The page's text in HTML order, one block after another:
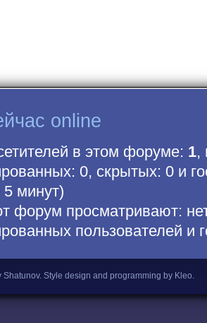
online
в этом форуме: 1,
0, скрытых: 0 и
минут)
форум просматривают:
пользователей и
Shatunov. Style design and programming by Kleo.